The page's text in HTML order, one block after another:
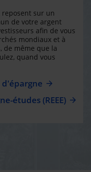
reposent sur un
de votre argent
afin de vous
mondiaux et à
de même que la
quand vous
d'épargne
études (REEE)